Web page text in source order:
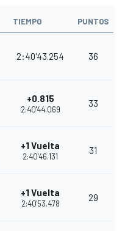
TIEMPO PUNTOS
2:40'43.254 36
+0.815
2:40'44.069
33
+1 Vuelta
2:40'46.131
31
+1 Vuelta
2:40'53.478
29